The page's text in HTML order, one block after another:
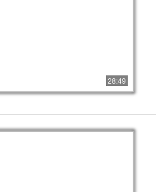
28:49